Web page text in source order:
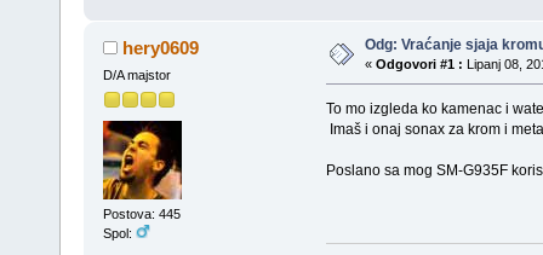
hery0609
D/A majstor
Postova: 445
Spol:
Odg: Vraćanje sjaja
« Odgovori #1 : Lipanj 08,
To mo izgleda ko kamenac i
Imaš i onaj sonax za krom i
Poslano sa mog SM-G935F